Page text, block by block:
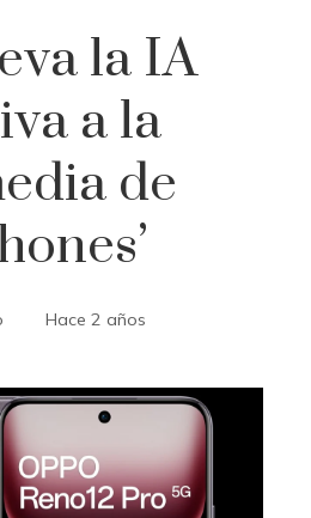
la IA
a la
de
Hace 2 años